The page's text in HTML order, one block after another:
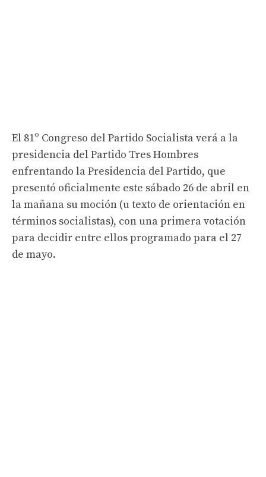
El 81º Congreso del Partido Socialista verá a la
presidencia del Partido Tres Hombres
enfrentando la Presidencia del Partido, que
presentó oficialmente este sábado 26 de abril en
la mañana su moción (u texto de orientación en
términos socialistas), con una primera votación
para decidir entre ellos programado para el 27
de mayo.